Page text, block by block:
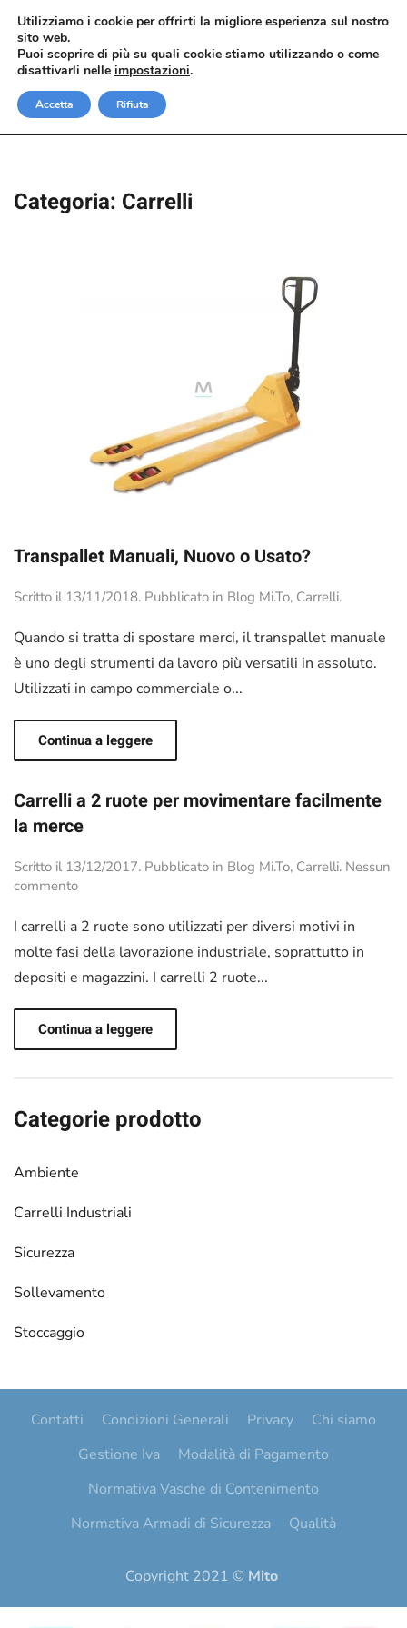
Passa al contenuto principale
Categoria: Carrelli
Transpallet Manuali, Nuovo o Usato?
Scritto il 13/11/2018. Pubblicato in Blog Mi.To, Carrelli.
Quando si tratta di spostare merci, il transpallet manuale
è uno degli strumenti da lavoro più versatili in assoluto.
Utilizzati in campo commerciale o...
Continua a leggere
Carrelli a 2 ruote per movimentare facilmente
la merce
Scritto il 13/12/2017. Pubblicato in Blog Mi.To, Carrelli. Nessun
commentosu
a
2
ruote
per
facilmente
la
I carrelli a 2 ruote sono utilizzati per diversi motivi in
molte fasi della lavorazione industriale, soprattutto in
depositi e magazzini. I carrelli 2 ruote...
Continua a leggere
Categorie prodotto
Ambiente
Carrelli Industriali
Sicurezza
Sollevamento
Stoccaggio
Contatti Condizioni Generali Privacy
Chi siamo
Gestione Iva
Modalità di Pagamento
Normativa Vasche di Contenimento
Normativa Armadi di Sicurezza
Qualità
Copyright 2021 © Mito
Utilizziamo i cookie per offrirti la migliore esperienza sul nostro
sito web.
Puoi scoprire di più su quali cookie stiamo utilizzando o come
disattivarli nelle impostazioni.
Accetta Rifiuta